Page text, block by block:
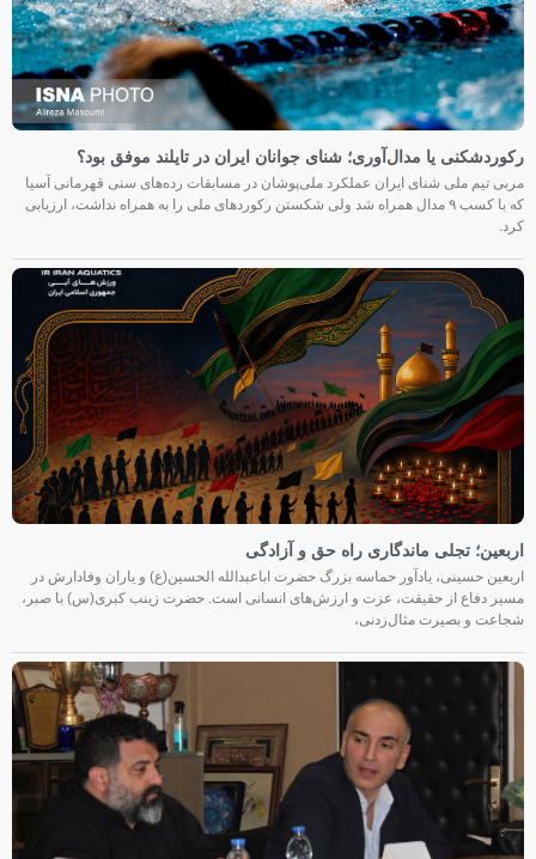
رکوردشکنی یا مدال‌آوری؛ شنای جوانان ایران در تایلند موفق بود؟
مربی تیم ملی شنای ایران عملکرد ملی‌پوشان در مسابقات رده‌های سنی قهرمانی آسیا
که با کسب ۹ مدال همراه شد ولی شکستن رکوردهای ملی را به همراه نداشت، ارزیابی
کرد.
اربعین؛ تجلی ماندگاری راه حق و آزادگی
اربعین حسینی، یادآور حماسه بزرگ حضرت اباعبدالله الحسین(ع) و یاران وفادارش در
مسیر دفاع از حقیقت، عزت و ارزش‌های انسانی است. حضرت زینب کبری(س) با صبر،
شجاعت و بصیرت مثال‌زدنی،